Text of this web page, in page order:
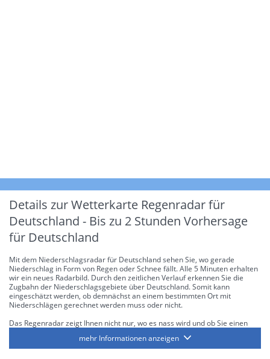
Details zur Wetterkarte Regenradar für
Deutschland - Bis zu 2 Stunden Vorhersage
für Deutschland
Mit dem Niederschlagsradar für Deutschland sehen Sie, wo gerade
Niederschlag in Form von Regen oder Schnee fällt. Alle 5 Minuten erhalten
wir ein neues Radarbild. Durch den zeitlichen Verlauf erkennen Sie die
Zugbahn der Niederschlagsgebiete über Deutschland. Somit kann
eingeschätzt werden, ob demnächst an einem bestimmten Ort mit
Niederschlägen gerechnet werden muss oder nicht.
Das Regenradar zeigt Ihnen nicht nur, wo es nass wird und ob Sie einen
die Niederschlagsintensität. Diese bezieht sich laut offiziellen Richtlinien
jeweils auf die Niederschlagsmenge in l/m² pro Stunde Regen- bzw.
mehr Informationen anzeigen